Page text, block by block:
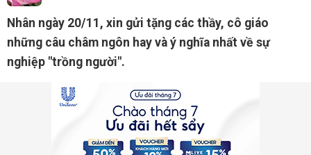
Nhân ngày 20/11, xin gửi tặng các thầy, cô giáo
những câu châm ngôn hay và ý nghĩa nhất về sự
nghiệp "trồng người".